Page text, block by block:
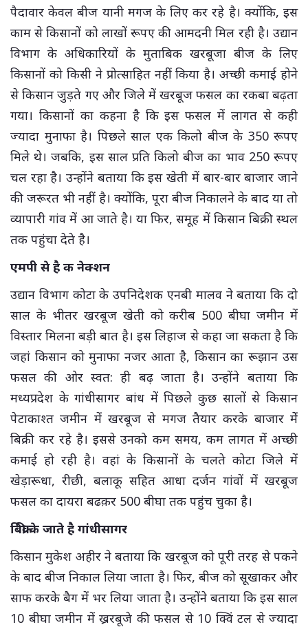
पैदावार केवल बीज यानी मगज के लिए कर रहे है। क्योंकि, इस
काम से किसानों को लाखों रूपए की आमदनी मिल रही है। उद्यान
विभाग के अधिकारियों के मुताबिक खरबूजा बीज के लिए
किसानों को किसी ने प्रोत्साहित नहीं किया है। अच्छी कमाई होने
से किसान जुड़ते गए और जिले में खरबूज फसल का रकबा बढ़ता
गया। किसानों का कहना है कि इस फसल में लागत से कही
ज्यादा मुनाफा है। पिछले साल एक किलो बीज के 350 रूपए
मिले थे। जबकि, इस साल प्रति किलो बीज का भाव 250 रूपए
चल रहा है। उन्होंने बताया कि इस खेती में बार-बार बाजार जाने
की जरूरत भी नहीं है। क्योंकि, पूरा बीज निकालने के बाद या तो
व्यापारी गांव में आ जाते है। या फिर, समूह में किसान बिक्री स्थल
तक पहुंचा देते है।
एमपी से है क नेक्शन
उद्यान विभाग कोटा के उपनिदेशक एनबी मालव ने बताया कि दो
साल के भीतर खरबूज खेती को करीब 500 बीघा जमीन में
विस्तार मिलना बड़ी बात है। इस लिहाज से कहा जा सकता है कि
जहां किसान को मुनाफा नजर आता है, किसान का रूझान उस
फसल की ओर स्वत: ही बढ़ जाता है। उन्होंने बताया कि
मध्यप्रदेश के गांधीसागर बांध में पिछले कुछ सालों से किसान
पेटाकाश्त जमीन में खरबूज से मगज तैयार करके बाजार मेें
बिक्री कर रहे है। इससे उनको कम समय, कम लागत में अच्छी
कमाई हो रही है। वहां के किसानों के चलते कोटा जिले में
खेड़ारूधा, रीछी, बलाकू सहित आधा दर्जन गांवों में खरबूज
फसल का दायरा बढक़र 500 बीघा तक पहुंच चुका है।
बिक्री के जाते है गांधीसागर
किसान मुकेश अहीर ने बताया कि खरबूज को पूरी तरह से पकने
के बाद बीज निकाल लिया जाता है। फिर, बीज को सूखाकर और
साफ करके बैग में भर लिया जाता है। उन्होंने बताया कि इस साल
10 बीघा जमीन में ख्ररबूजे की फसल से 10 क्विं टल से ज्यादा